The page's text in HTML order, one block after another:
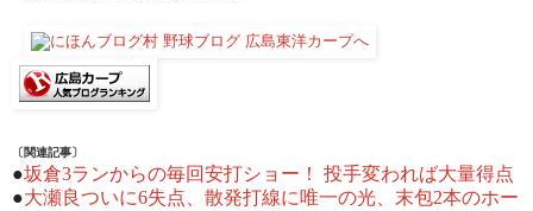
〔関連記事〕
●坂倉3ランからの毎回安打ショー！ 投手変われば大量得点
●大瀬良ついに6失点、散発打線に唯一の光、末包2本のホー